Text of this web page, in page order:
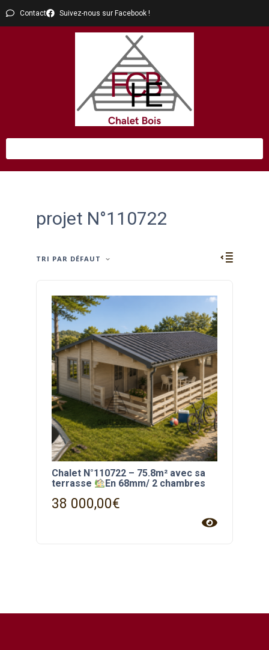
Contact Suivez-nous sur Facebook !
projet N°110722
TRI PAR DÉFAUT
Chalet N°110722 – 75.8m² avec sa
terrasse
En 68mm/ 2 chambres
38 000,00€